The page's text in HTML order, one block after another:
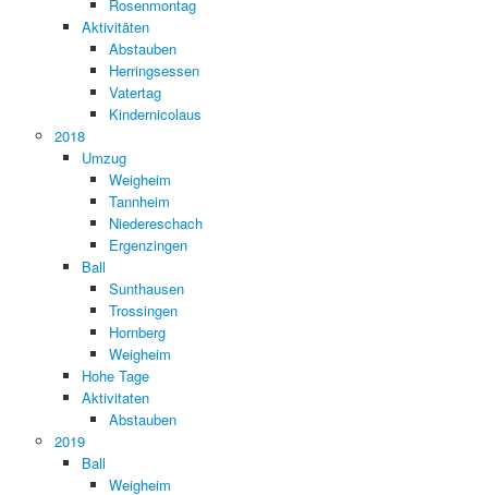
Rosenmontag
Aktivitäten
Abstauben
Herringsessen
Vatertag
Kindernicolaus
2018
Umzug
Weigheim
Tannheim
Niedereschach
Ergenzingen
Ball
Sunthausen
Trossingen
Hornberg
Weigheim
Hohe Tage
Aktivitaten
Abstauben
2019
Ball
Weigheim